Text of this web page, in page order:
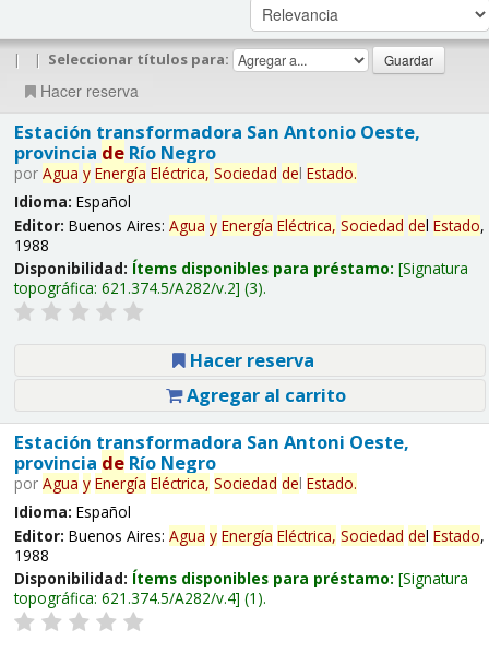
| | Seleccionar títulos para:
Hacer reserva
Estación transformadora San Antonio Oeste,
provincia deRío Negro
por Agua y Energía Eléctrica, Sociedad del Estado.
Idioma: Español
Editor: Buenos Aires: Agua y Energía Eléctrica, Sociedad del Estado,
1988
Disponibilidad: Ítems disponibles para préstamo: Signatura
topográfica: 621.374.5/A282/v.2 (3).
Hacer reserva
Agregar al carrito
Estación transformadora San Antoni Oeste,
provincia deRío Negro
por Agua y Energía Eléctrica, Sociedad del Estado.
Idioma: Español
Editor: Buenos Aires: Agua y Energía Eléctrica, Sociedad del Estado,
1988
Disponibilidad: Ítems disponibles para préstamo: Signatura
topográfica: 621.374.5/A282/v.4 (1).